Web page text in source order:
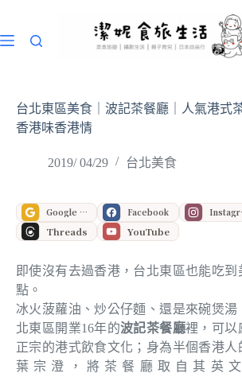
主
台北東區美食｜波記茶餐廳｜人氣港式茶
香港味香港情
2019/ 04/29 台北美食
Google 偏好來源 Facebook
Threads YouTube
即使沒有去過香港，台北東區也能吃到
點。
冰火菠蘿油、炒公仔麵、還是來碗煲湯
北東區開業16年的波記茶餐廳裡，可以
正宗的港式飲食文化；身為半個香港人
葉宗澄，將茶餐廳取自其英